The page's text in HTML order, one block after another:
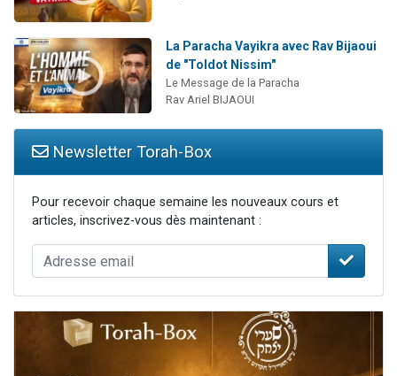
La Paracha Vayikra avec Rav Bijaoui
de "Toldot Nissim"
Le Message de la Paracha
Rav Ariel BIJAOUI
Newsletter Torah-Box
Pour recevoir chaque semaine les nouveaux cours et
articles, inscrivez-vous dès maintenant :